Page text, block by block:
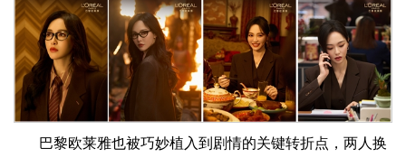
巴黎欧莱雅也被巧妙植入到剧情的关键转折点，两人换